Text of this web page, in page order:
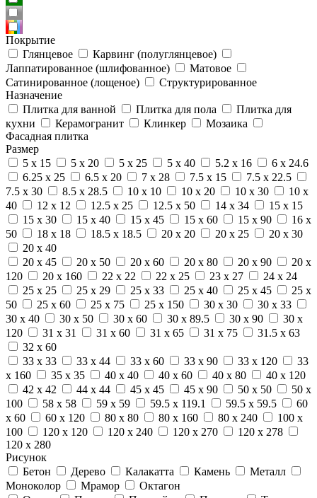
Покрытие
Глянцевое
Карвинг (полуглянцевое)
Лаппатированное (шлифованное)
Матовое
Сатинированное (лощеное)
Структурированное
Назначение
Плитка для ванной
Плитка для пола
Плитка для
кухни
Керамогранит Клинкер
Мозаика
Фасадная плитка
Размер
5 x 15
5 x 20 5 x 25 5 x 40 5.2 x 16
6 x 24.6
6.25 x 25
6.5 x 20 7 x 28 7.5 x 15
7.5 x 22.5
7.5 x 30
8.5 x 28.5 10 x 10 10 x 20 10 x 30
10 x
40
12 x 12 12.5 x 25 12.5 x 50 14 x 34
15 x 15
15 x 30
15 x 40 15 x 45 15 x 60 15 x 90
16 x
50
18 x 18 18.5 x 18.5 20 x 20 20 x 25
20 x 30
20 x 40
20 x 45
20 x 50 20 x 60 20 x 80 20 x 90
20 x
120
20 x 160 22 x 22 22 x 25 23 x 27
24 x 24
25 x 25
25 x 29 25 x 33 25 x 40 25 x 45
25 x
50
25 x 60 25 x 75 25 x 150 30 x 30
30 x 33
30 x 40
30 x 50 30 x 60 30 x 89.5 30 x 90
30 x
120
31 x 31 31 x 60 31 x 65 31 x 75
31.5 x 63
32 x 60
33 x 33
33 x 44 33 x 60 33 x 90 33 x 120
33
x 160
35 x 35 40 x 40 40 x 60 40 x 80
40 x 120
42 x 42
44 x 44 45 x 45 45 x 90 50 x 50
50 x
100
58 x 58 59 x 59 59.5 x 119.1 59.5 x 59.5
60
x 60
60 x 120 80 x 80 80 x 160 80 x 240
100 x
100
120 x 120 120 x 240 120 x 270
120 x 278
120 x 280
Рисунок
Бетон
Дерево Калакатта Камень
Металл
Моноколор
Мрамор
Октагон